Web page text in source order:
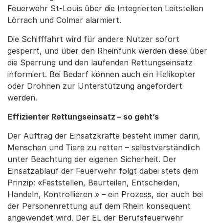
Feuerwehr St-Louis über die Integrierten Leitstellen
Lörrach und Colmar alarmiert.
Die Schifffahrt wird für andere Nutzer sofort
gesperrt, und über den Rheinfunk werden diese über
die Sperrung und den laufenden Rettungseinsatz
informiert. Bei Bedarf können auch ein Helikopter
oder Drohnen zur Unterstützung angefordert
werden.
Effizienter Rettungseinsatz – so geht’s
Der Auftrag der Einsatzkräfte besteht immer darin,
Menschen und Tiere zu retten – selbstverständlich
unter Beachtung der eigenen Sicherheit. Der
Einsatzablauf der Feuerwehr folgt dabei stets dem
Prinzip: «Feststellen, Beurteilen, Entscheiden,
Handeln, Kontrollieren » – ein Prozess, der auch bei
der Personenrettung auf dem Rhein konsequent
angewendet wird. Der EL der Berufsfeuerwehr